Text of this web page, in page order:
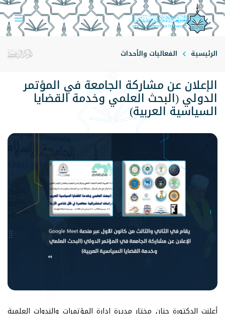
الرئيسية الفعاليات والأحداث
الإعلان عن مشاركة الجامعة في المؤتمر
الدولي (البحث العلمي وخدمة القضايا
السياسية العربية)